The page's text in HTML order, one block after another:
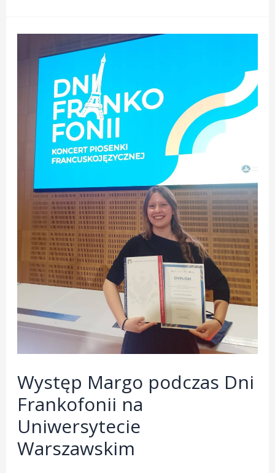
laureatką
XVIII
Festiwalu
Francuskiej
Piosenki,
Poezji
Teatru
Występ Margo podczas Dni
Frankofonii na
Uniwersytecie
Warszawskim